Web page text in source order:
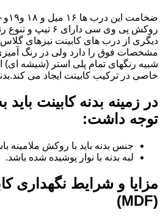
روکش پی وی سی
دیگری از درب های کابینت نیزهای گلاس
مشخصات فوق را دارد ولی در رنگ
شبیه رنگهای تمام پلی استر (شیشه ای)
خاصی در ترکیب کابینت ایجاد می
در زمینه بدنه کابینت باید
توجه داشت:
جنس بدنه باید با روکش ملامینه
لبه بدنه با نوار پوشیده شده باشد.
مزایا و شرایط نگهداری
(MDF)